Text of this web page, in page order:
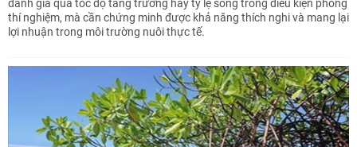
đánh giá qua tốc độ tăng trưởng hay tỷ lệ sống trong điều kiện phòng
thí nghiệm, mà cần chứng minh được khả năng thích nghi và mang lại
lợi nhuận trong môi trường nuôi thực tế.